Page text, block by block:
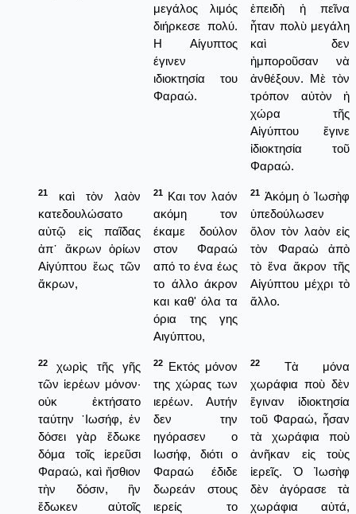
μεγάλος λιμός
διήρκεσε πολύ.
Η Αίγυπτος
έγινεν
ιδιοκτησία του
Φαραώ.
ἐπειδὴ ἡ πεῖνα
ἦταν πολὺ μεγάλη
καὶ δεν
ἠμποροῦσαν νὰ
ἀνθέξουν. Μὲ τὸν
τρόπον αὐτὸν ἡ
χώρα τῆς
Αἰγύπτου ἔγινε
ἰδιοκτησία τοῦ
Φαραώ.
21
καὶ τὸν λαὸν
κατεδουλώσατο
αὐτῷ εἰς παῖδας
ἀπ᾿ ἄκρων ὁρίων
Αἰγύπτου ἕως τῶν
ἄκρων,
21 Και τον λαόν
ακόμη τον
έκαμε δούλον
στον Φαραώ
από το ένα έως
το άλλο άκρον
και καθ' όλα τα
όρια της γης
Αιγύπτου,
21 Ἀκόμη ὁ Ἰωσὴφ
ὑπεδούλωσεν
ὅλον τὸν λαὸν εἰς
τὸν Φαραὼ ἀπὸ
τὸ ἕνα ἄκρον τῆς
Αἰγύπτου μέχρι τὸ
ἄλλο.
22
χωρὶς τῆς γῆς
τῶν ἱερέων μόνον·
οὐκ ἐκτήσατο
ταύτην ᾿Ιωσήφ, ἐν
δόσει γὰρ ἔδωκε
δόμα τοῖς ἱερεῦσι
Φαραώ, καὶ ἤσθιον
τὴν δόσιν, ἣν
ἔδωκεν αὐτοῖς
22
Εκτός μόνον
της χώρας των
ιερέων. Αυτήν
δεν την
ηγόρασεν ο
Ιωσήφ, διότι ο
Φαραώ έδιδε
δωρεάν στους
ιερείς το
22
Τὰ μόνα
χωράφια ποὺ δὲν
ἔγιναν ἰδιοκτησία
τοῦ Φαραώ, ἦσαν
τὰ χωράφια ποὺ
ἀνῆκαν εἰς τοὺς
ἱερεῖς. Ὁ Ἰωσὴφ
δὲν ἀγόρασε τὰ
χωράφια αὐτά,